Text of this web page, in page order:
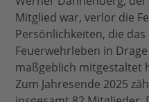
Mitglied war, verlor die
Persönlichkeiten, die das
Feuerwehrleben in
maßgeblich mitgestaltet
Zum Jahresende 2025